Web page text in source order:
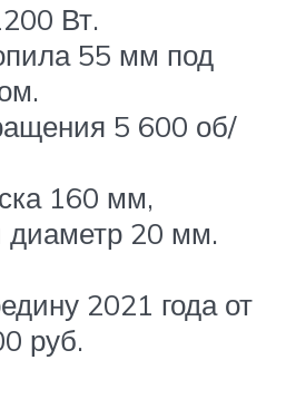
Вт.
55 мм под
5 600 об/
160 мм,
диаметр 20 мм.
2021 года от
руб.